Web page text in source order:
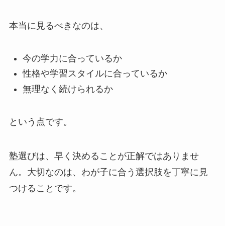
本当に見るべきなのは、
今の学力に合っているか
性格や学習スタイルに合っているか
無理なく続けられるか
という点です。
塾選びは、早く決めることが正解ではありませ
ん。大切なのは、わが子に合う選択肢を丁寧に見
つけることです。